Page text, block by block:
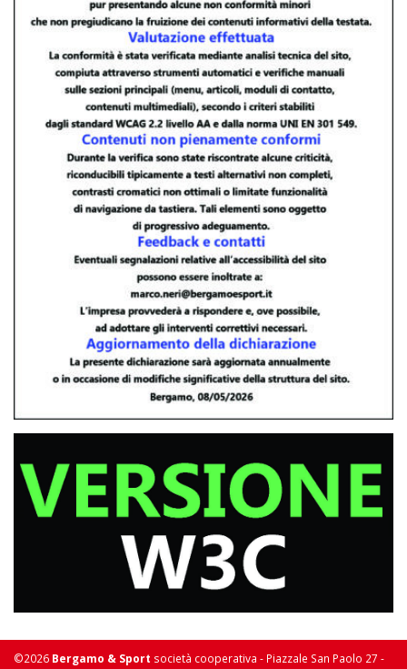
©2026 Bergamo & Sport società cooperativa - Piazzale San Paolo 27 -